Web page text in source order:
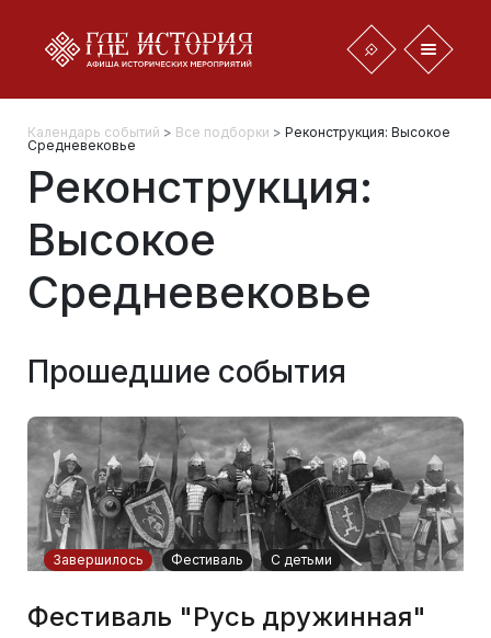
Календарь событий > Все подборки > Реконструкция: Высокое
Средневековье
Реконструкция:
Высокое
Средневековье
Прошедшие события
Завершилось Фестиваль С детьми
Фестиваль "Русь дружинная"